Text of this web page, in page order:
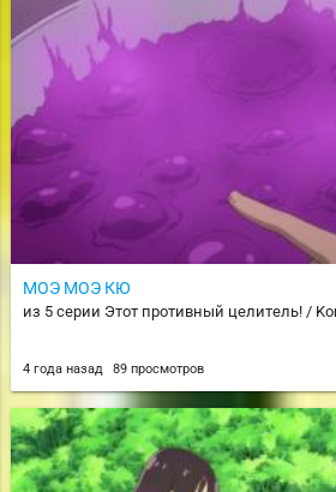
МОЭ МОЭ КЮ
из 5 серии Этот противный целитель! /
4 года назад 89 просмотров